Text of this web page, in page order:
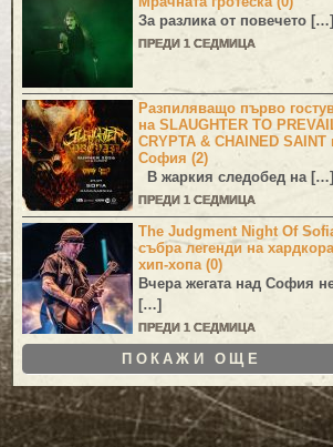
За разлика от повечето […]
ПРЕДИ 1 СЕДМИЦА
Разпиляващо първо
на SLAUGHTER TO
CRYPTA & CHAINED SAINT
София (2)
В жаркия следобед на […]
ПРЕДИ 1 СЕДМИЦА
The Judgment Night Of
събра легенди на
хип-хопа (0)
Вчера жегата над София
[…]
ПРЕДИ 1 СЕДМИЦА
ПОКАЖИ ОЩЕ